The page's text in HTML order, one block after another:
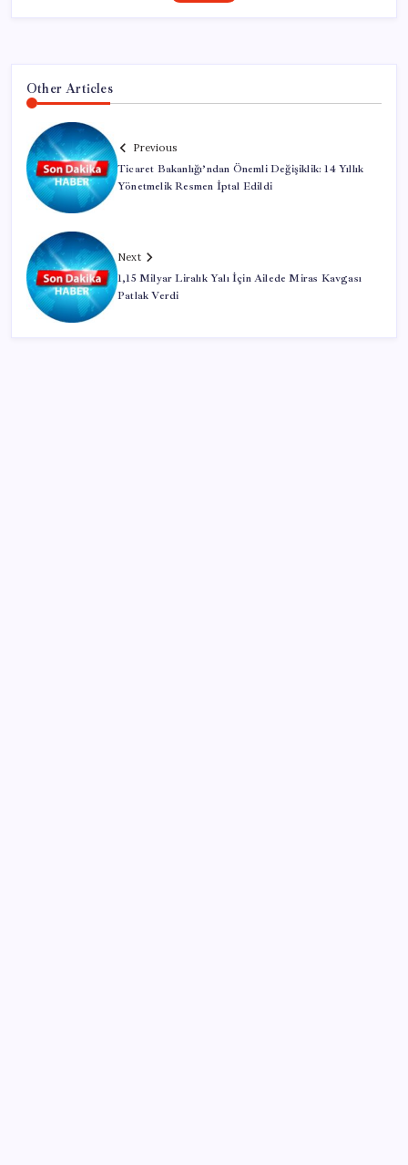
Other Articles
Previous
Ticaret Bakanlığı’ndan Önemli Değişiklik: 14 Yıllık
Yönetmelik Resmen İptal Edildi
Next
1,15 Milyar Liralık Yalı İçin Ailede Miras Kavgası
Patlak Verdi